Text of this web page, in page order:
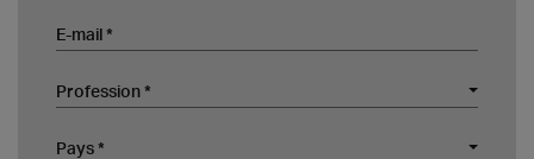
E-mail
Profession
Profession *
Société
Pays
Pays *